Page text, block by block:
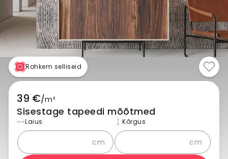
Rohkem selliseid
39 €/m²
Sisestage tapeedi mõõtmed
Laius
cm
Kõrgus
cm